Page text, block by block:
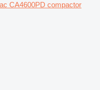
CA4600PD compactor